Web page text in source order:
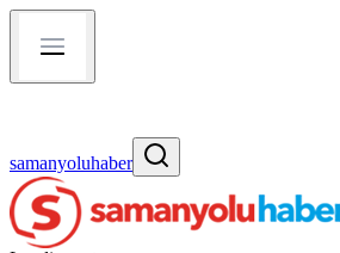
samanyoluhaber